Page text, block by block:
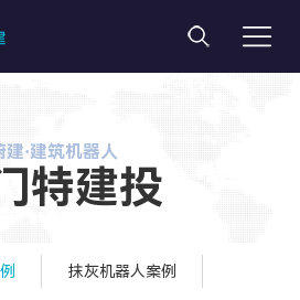
建·建筑机器人
特建投
抹灰机器人案例